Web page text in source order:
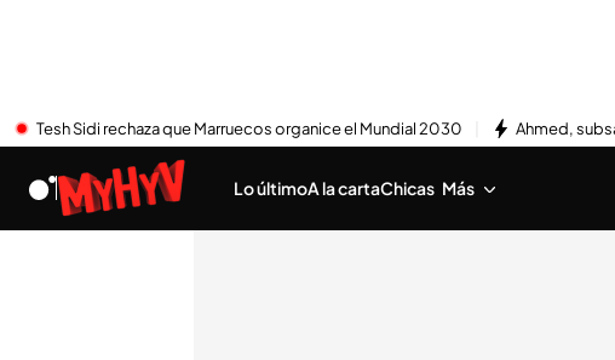
Tesh Sidi rechaza que Marruecos organice el Mundial 2030 Ahmed,
Lo últimoA la cartaChicas Más